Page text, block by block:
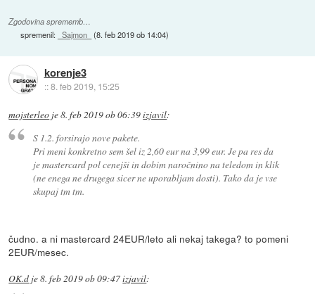
Zgodovina sprememb…
spremenil: _Sajmon_ (8. feb 2019 ob 14:04)
korenje3
::8. feb 2019, 15:25
mojsterleo je8. feb 2019 ob 06:39izjavil:
S 1.2. forsirajo nove pakete.
Pri meni konkretno sem šel iz 2,60 eur na 3,99 eur. Je pa res da
je mastercard pol cenejši in dobim naročnino na teledom in klik
(ne enega ne drugega sicer ne uporabljam dosti). Tako da je vse
skupaj tm tm.
čudno. a ni mastercard 24EUR/leto ali nekaj takega? to pomeni
2EUR/mesec.
OK.d je8. feb 2019 ob 09:47izjavil: